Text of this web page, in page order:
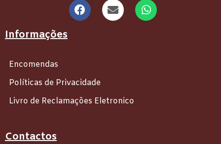
Informações
Encomendas
Políticas de Privacidade
Livro de Reclamações Eletronico
Contactos